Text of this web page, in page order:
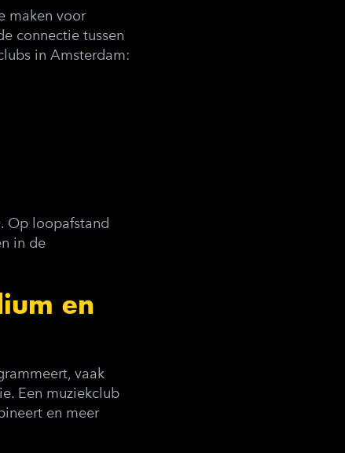
maken voor
connectie tussen
in Amsterdam:
Op loopafstand
in de
en
vaak
Een muziekclub
en meer